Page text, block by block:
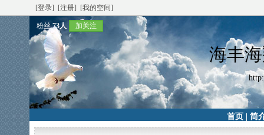
[登录] [注册] [我的空间]
粉丝73人 加关注
海丰
首页 简